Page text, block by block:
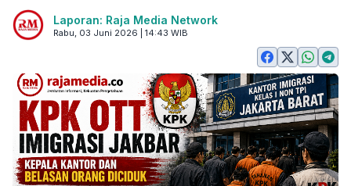
Laporan: Raja Media Network
Rabu, 03 Juni 2026 | 14:43 WIB